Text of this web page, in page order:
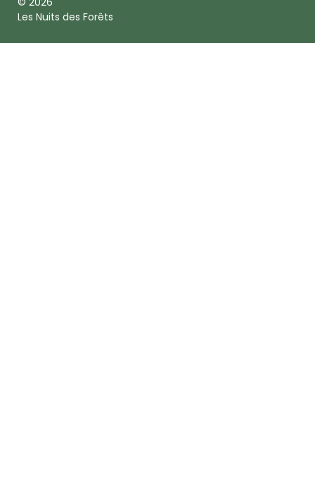
Les Nuits des Forêts